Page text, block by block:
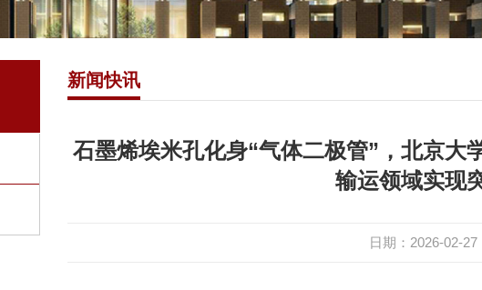
系
研究所
全国重点实验室
留学生
博士后
新闻快讯
石墨烯埃米孔化身“气体二极管”，北京大
输运领域实现
日期：2026-02-27